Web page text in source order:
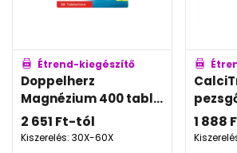
Étrend-kiegészítő
Doppelherz
Magnézium 400 tabl...
2 651 Ft-tól
Kiszerelés: 30X-60X
1 888